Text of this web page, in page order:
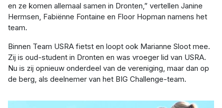
en ze komen allemaal samen in Dronten,” vertellen Janine
Hermsen, Fabiënne Fontaine en Floor Hopman namens het
team.
Binnen Team USRA fietst en loopt ook Marianne Sloot mee.
Zij is oud-student in Dronten en was vroeger lid van USRA.
Nu is zij opnieuw onderdeel van de vereniging, maar dan op
de berg, als deelnemer van het BIG Challenge-team.